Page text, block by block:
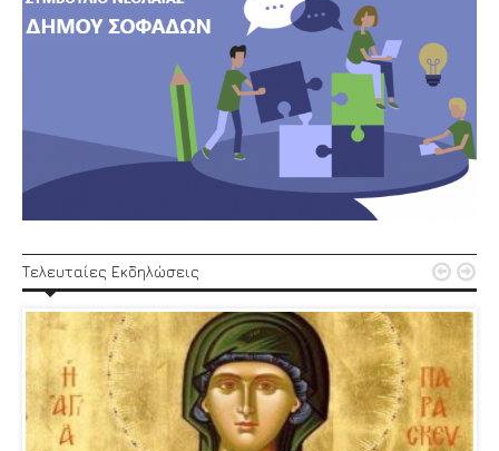
Τελευταίες Εκδηλώσεις  